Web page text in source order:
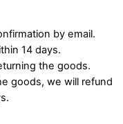
by email.
14 days.
the goods.
goods, we will refund